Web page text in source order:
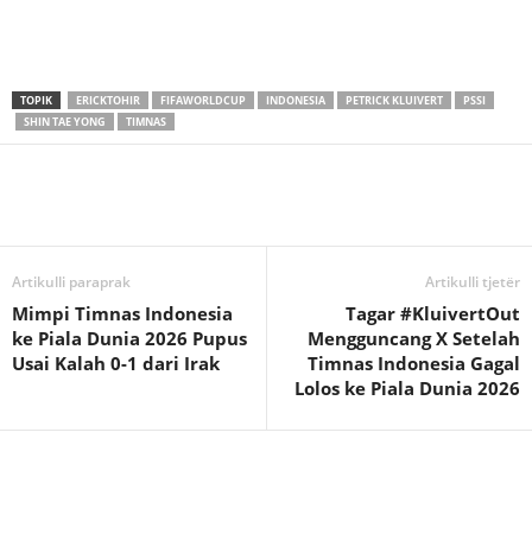
TOPIK ERICKTOHIR FIFAWORLDCUP INDONESIA PETRICK KLUIVERT
PSSI
SHIN TAE YONG
TIMNAS
Artikulli paraprak
Mimpi Timnas Indonesia
ke Piala Dunia 2026 Pupus
Usai Kalah 0-1 dari Irak
Artikulli tjetër
Tagar #KluivertOut
Mengguncang X Setelah
Timnas Indonesia Gagal
Lolos ke Piala Dunia 2026